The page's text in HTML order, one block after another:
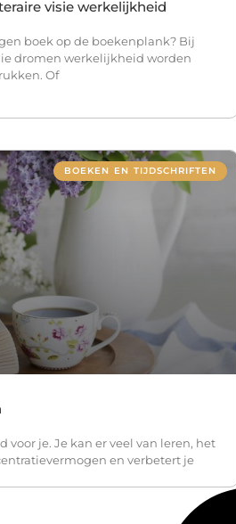
visie werkelijkheid
boek op de boekenplank? Bij
dromen werkelijkheid worden
Of
BOEKEN EN TIJDSCHRIFTEN
voor je. Je kan er veel van leren, het
en verbetert je